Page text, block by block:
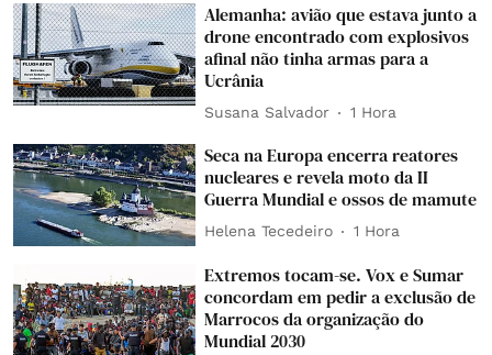
Alemanha: avião que estava junto a
drone encontrado com explosivos
afinal não tinha armas para a
Ucrânia
Susana Salvador 1 Hora
Seca na Europa encerra reatores
nucleares e revela moto da II
Guerra Mundial e ossos de mamute
Helena Tecedeiro 1 Hora
Extremos tocam-se. Vox e Sumar
concordam em pedir a exclusão de
Marrocos da organização do
Mundial 2030